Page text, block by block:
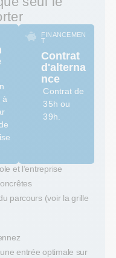
à
FINANCEMEN
T
Contrat
d'alterna
nce
Contrat de
35h ou
39h.
et l’entreprise
parcours (voir la grille
entrée optimale sur